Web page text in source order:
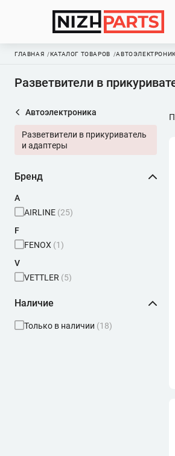
ГЛАВНАЯ КАТАЛОГ ТОВАРОВ
Разветвители в
Автоэлектроника
Разветвители в прикуриватель
и адаптеры
Бренд
A
AIRLINE (25)
F
FENOX (1)
V
VETTLER (5)
Наличие
Только в наличии (18)